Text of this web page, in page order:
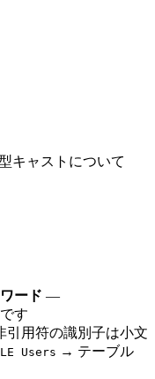
キャストについて
ード —
す
用符の識別子は小文
Users → テーブル